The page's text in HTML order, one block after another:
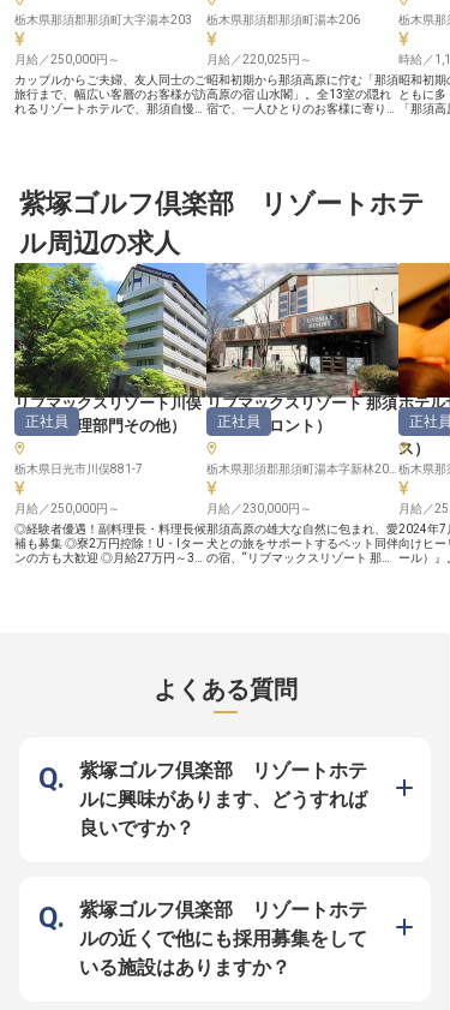
栃木県那須郡那須町大字湯本203
月給／250,000円～
カップルからご夫婦、友人同士のご
旅行まで、幅広い客層のお客様が訪
れるリゾートホテルで、那須自慢の
（和食「スカイホール」、洋食「森
のテーブル」、中華「万里」）での
のご案内から、お料理・ドリンクの
補充、フロント業務や客室清掃など
幅広い業務にも携わり、働きながら
キャリアの幅を広げられます。（施
設内運搬業務があるため、普通自動
車運転免許が必要です） 月給25万
円～40万円＋賞与年2回。単身寮月
10,000円～、食堂・温泉無料、転
勤なし。10月の本館リニューアル
にあわせて、新しい環境でのスター
トを応援します。 ▼那須ってどん
なまち？ ・夏は25度を下回る日が
多いほど涼しい気候が特徴 ・牛
乳・いちご・和牛etc.おいしい名産
たくさん ・カフェの聖地ともいわ
れる充実のカフェ文化も など 実
は住みやすい街としても人気の那
須、遠方からのご応募も歓迎です！
現在、各レストランにてホールスタ
ッフを募集中！バイキング会場での
接客やお料理・ドリンクの補充など
をメインにお任せします。幅広い業
務に携わっていただきますので、働
栃木県那須郡那須町湯本206
月給／220,025円～
昭和初期から那須高原に佇む「那須
高原の宿 山水閣」。全13室の隠れ
宿で、一人ひとりのお客様に寄り添
★正しい敬語、洗練された立ち居振
る舞い、和食や地酒の知識——上質
館全体のサービススキルが磨けるの
は、少人数の当館ならでは ★月給
22万円以上＋賞与年2回で安定収
入。年間休日105日・残業月平均
10hで無理なく働けます ★職種・業
界未経験OK。イチから接客のプロ
を目指せます 少人数だからこそ、
一人ひとりの成長にしっかり向き合
える環境です。ここで積んだ経験
は、その後のキャリアでも一生もの
の財産に。希望休を聞いてシフトを
組むので、ご家族や友人との予定も
合わせやすく、就労後は天然温泉に
無料で入れるなど、生活にうれしい
待遇も充実しています。 那須の清
らかな空気の中で、日本のおもてな
しの本質を、私たちと一緒に磨きま
せんか？
栃木県那
時給／
昭和初期
ともに
「那須
後は天
の終わ
へのご案
担当し
なく、
身につく
経験の方
地酒の
て成長できます。
取得支援
那須の
により良
か？
紫塚ゴルフ倶楽部 リゾートホテ
ル周辺の求人
リブマックスリゾート川俣
温泉（調理部門その他）
正社員
栃木県日光市川俣881-7
月給／250,000円～
◎経験者優遇！副料理長・料理長候
補も募集 ◎寮2万円控除！U・Iター
ンの方も大歓迎 ◎月給27万円～30
かした料理を、ご宿泊のお客様にご
提供する仕事です。調理補助からス
てポジション・待遇を柔軟にご相談
可能です。 ■安定企業ならでは！働
きやすさを追求したサポート体制
1998年に不動産仲介から始め、今
ではホテルやマンション、飲食と幅
広く事業を展開している「リブマッ
を抑制する体制も力を入れているた
め、心にゆとりを持って料理と向き
合うことができます。幅広いスキル
を身に付けて、充実した昇給・昇
格・キャリアアップ制度で思う存分
成長してください！
リブマックスリゾート 那須
高原（フロント ）
正社員
月給／230,000円～
那須高原の雄大な自然に包まれ、愛
犬との旅をサポートするペット同伴
の宿、“リブマックスリゾート 那須
ります。 ＜好待遇でお迎えしま
す！＞ ❖月給25万円～、安定収入
を確保 ❖年休120日。休日制度充
ありで生活費削減 愛犬との時間を
特別なものにするために、屋内外の
ドッグラン、一緒にお食事できるレ
ストラン、お部屋にも愛犬のための
様にも楽しんでいただけるよう、明
るく笑顔の接客を心掛けています。
豊かな自然と愛らしいワンちゃんに
囲まれた癒しの空間で、プロとして
あなたらしいおもてなしを発揮しま
せんか？
ホテル
パ・
ス ）
正社員
栃木県那
月給／
2024年7
向けヒー
ール）』
す。 月
してい
相談ください。 ▼那
よくある質問
紫塚ゴルフ倶楽部 リゾートホテ
ルに興味があります、どうすれば
良いですか？
紫塚ゴルフ倶楽部 リゾートホテ
ルの近くで他にも採用募集をして
いる施設はありますか？